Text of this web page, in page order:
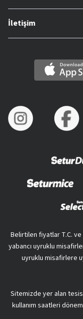
İletişim
Belirtilen fiyatlar T.C. ve
yabancı uyruklu
uyruklu misafirlere
Sitemizde yer alan
kullanım saatleri